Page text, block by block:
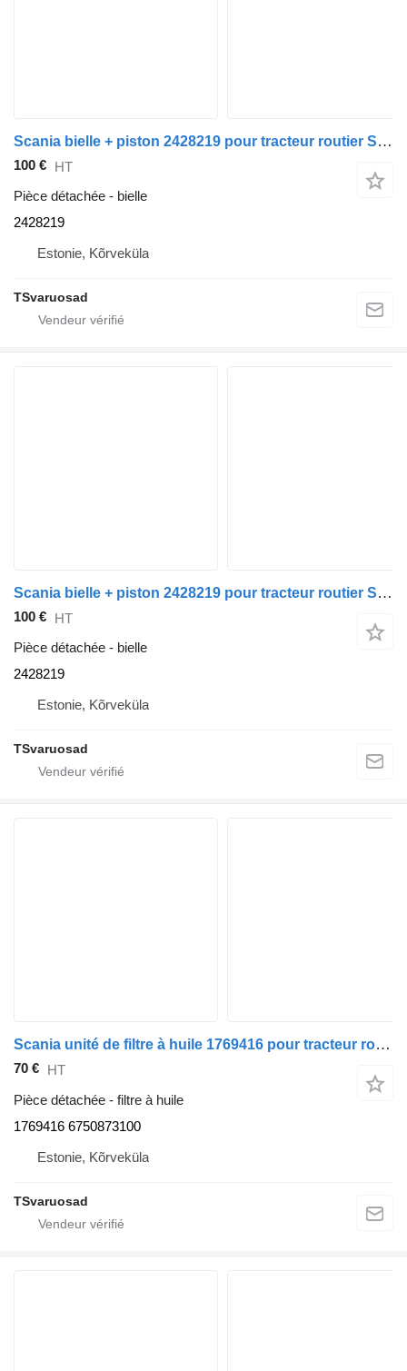
Scania bielle + piston 2428219 pour tracteur routier Scania G450
100 € HT
Pièce détachée - bielle
2428219
Estonie, Kõrveküla
TSvaruosad
Scania bielle + piston 2428219 pour tracteur routier Scania G450
100 € HT
Pièce détachée - bielle
2428219
Estonie, Kõrveküla
TSvaruosad
Scania unité de filtre à huile 1769416 pour tracteur routier Scania G450
70 € HT
Pièce détachée - filtre à huile
1769416 6750873100
Estonie, Kõrveküla
TSvaruosad